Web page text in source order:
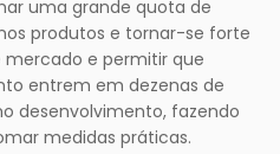
uma grande quota de
produtos e tornar-se forte
e permitir que
entrem em dezenas de
desenvolvimento, fazendo
medidas práticas.